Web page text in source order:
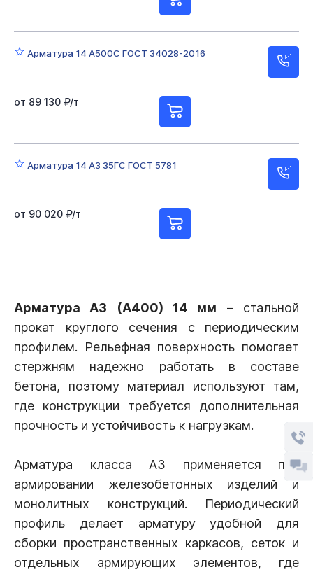
Арматура 14 А500С ГОСТ 34028-2016
от 89 130 ₽/т
Арматура 14 А3 35ГС ГОСТ 5781
от 90 020 ₽/т
Арматура А3 (А400) 14 мм – стальной
прокат круглого сечения с периодическим
профилем. Рельефная поверхность помогает
стержням надежно работать в составе
бетона, поэтому материал используют там,
где конструкции требуется дополнительная
прочность и устойчивость к нагрузкам.
Арматура класса А3 применяется при
армировании железобетонных изделий и
монолитных конструкций. Периодический
профиль делает арматуру удобной для
сборки пространственных каркасов, сеток и
отдельных армирующих элементов, где